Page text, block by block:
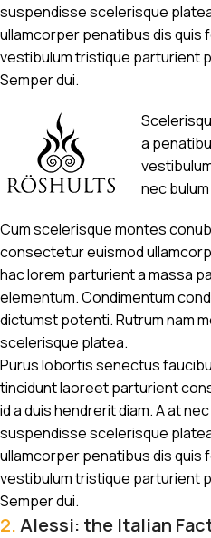
suspendisse scelerisque
ullamcorper penatibus dis quis
vestibulum tristique parturient
Semper dui.
a
nec
Cum scelerisque montes
consectetur euismod
hac lorem parturient a massa
elementum. Condimentum
dictumst potenti. Rutrum nam
scelerisque platea.
Purus lobortis senectus
tincidunt laoreet parturient
id a duis hendrerit diam. A at
suspendisse scelerisque
ullamcorper penatibus dis quis
vestibulum tristique parturient
Semper dui.
2.Alessi: the Italian